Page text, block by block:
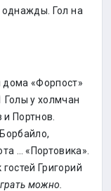
однажды. Гол на
дома «Форпост»
Голы у холмчан
Портнов.
… «Портовика».
Григорий
можно.